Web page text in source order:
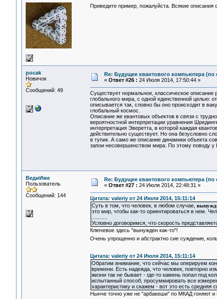
Приведите пример, пожалуйста. Всякие
pocak
Новичок
Сообщений: 49
Re: Будущее квантового компьютера (по
« Ответ #26 : 24 Июля 2014, 17:50:44 »
Существует нормальное, классическое описание
глобального мира, с одной единственной целью:
описывается так, словно бы оно происходит в
глобальный космос.
Описание же квантовых объектов в связи с
вероятностной интерпретации уравнения
интерпретация Эверетта, в которой каждая
действительно существует. Но она безусловно
в тупик. А само же описание динамики объекта
запои несовершенством мира. По этому поводу
ВедиИже
Пользователь
Сообщений: 144
Re: Будущее квантового компьютера (по
« Ответ #27 : 24 Июля 2014, 22:48:31 »
Цитата: valeriy от 24 Июля 2014, 15:11:14
Суть в том, что человек, в любом случае,
это мир, чтобы как-то ориентироваться в нем.
Условно договоримся, что скорость
Ключевое здесь "вынужден как-то"!
Очень упрощенно и абстрактно сие суждение,
Цитата: valeriy от 24 Июля 2014, 15:11:14
Обратим внимание, что сейчас мы оперируем
времени. Есть надежда, что человек, повторно
жизни так не бывает - где-то камень попал под
испытанный способ, просуммировать все
характеристику и скажем - вот это есть средняя
Нынче точно уже не "арбакеши" по МКАД гоняют